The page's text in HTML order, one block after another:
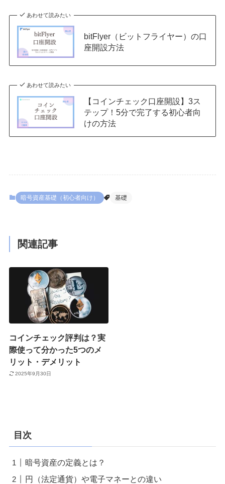
あわせて読みたい
bitFlyer（ビットフライヤー）の口
座開設方法
あわせて読みたい
【コインチェック口座開設】3ス
テップ！5分で完了する初心者向
けの方法
暗号資産基礎（初心者向け） 基礎
関連記事
コインチェック評判は？実
際使って分かった5つのメ
リット・デメリット
2025年9月30日
目次
暗号資産の定義とは？
円（法定通貨）や電子マネーとの違い